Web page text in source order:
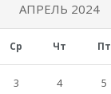
АПРЕЛЬ 2024
Ср Чт Пт
3 4 5